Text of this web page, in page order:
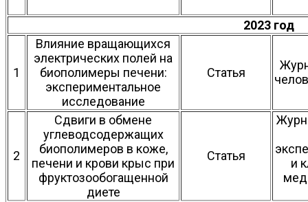
2023
1
Влияние вращающихся
электрических полей на
биополимеры печени:
экспериментальное
исследование
Статья
2
Сдвиги в обмене
углеводсодержащих
биополимеров в коже,
печени и крови крыс при
фруктозообогащенной
диете
Статья
и